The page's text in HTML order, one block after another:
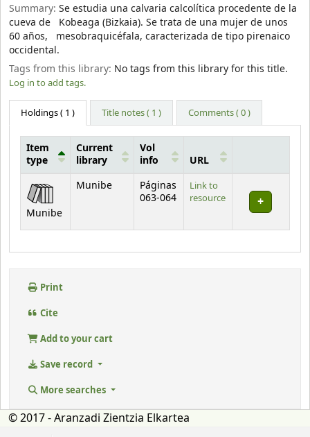
Summary: Se estudia una calvaria calcolítica procedente de la
cueva de Kobeaga (Bizkaia). Se trata de una mujer de unos
60 años, mesobraquicéfala, caracterizada de tipo pirenaico
occidental.
Tags from this library: No tags from this library for this title.
Log in to add tags.
Holdings( 1 ) Title notes ( 1 ) Comments ( 0 )
Holdings
Item
type
Current
library
Vol
info
URL
Munibe
Munibe
Páginas
063-064
Link to
resource
Print
Cite
Add to your cart
Save record
More searches
© 2017 - Aranzadi Zientzia Elkartea